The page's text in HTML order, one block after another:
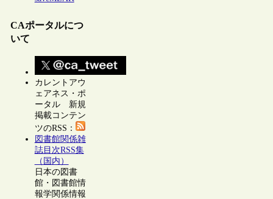
CAポータルにつ
いて
カレントアウ
ェアネス・ポ
ータル 新規
掲載コンテン
ツのRSS：
図書館関係雑
誌目次RSS集
（国内）
日本の図書
館・図書館情
報学関係情報